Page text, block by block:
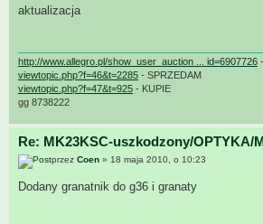
aktualizacja
http://www.allegro.pl/show_user_auction ... id=6907726
viewtopic.php?f=46&t=2285 - SPRZEDAM
viewtopic.php?f=47&t=925 - KUPIE
gg 8738222
Re: MK23KSC-uszkodzony/OPTYKA/
przez Coen » 18 maja 2010, o 10:23
Dodany granatnik do g36 i granaty